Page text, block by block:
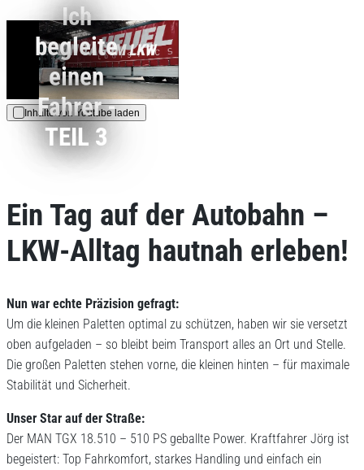
Ich
begleite
einen
Fahrer -
TEIL 3
dieses Videos werden
Daten an Youtube
übertragen.
Hinweise dazu erhalten Sie
in der
Datenschutzerklärung.
AKZEPTIEREN
Inhalte von Youtube laden
Ein Tag auf der Autobahn –
LKW-Alltag hautnah erleben!
Nun war echte Präzision gefragt:
Um die kleinen Paletten optimal zu schützen, haben wir sie versetzt
oben aufgeladen – so bleibt beim Transport alles an Ort und Stelle.
Die großen Paletten stehen vorne, die kleinen hinten – für maximale
Stabilität und Sicherheit.
Unser Star auf der Straße:
Der MAN TGX 18.510 – 510 PS geballte Power. Kraftfahrer Jörg ist
begeistert: Top Fahrkomfort, starkes Handling und einfach ein